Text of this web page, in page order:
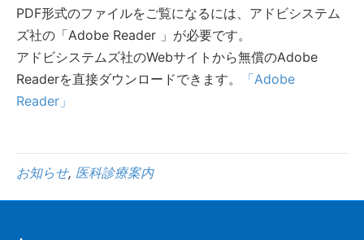
PDF形式のファイルをご覧になるには、アドビシステム
ズ社の「Adobe Reader 」が必要です。
アドビシステムズ社のWebサイトから無償のAdobe
Readerを直接ダウンロードできます。
「Adobe
Reader」
お知らせ, 医科診療案内